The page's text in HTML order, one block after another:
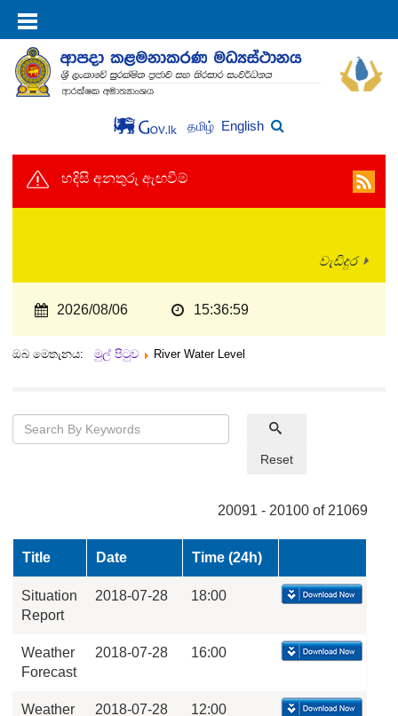
தமிழ் English
හදිසි අනතුරු ඇඟවීම්
වැඩිදුර
2026/08/06 15:36:59
ඔබ මෙතැනය: මුල් පිටුව River Water Level
Reset
20091 - 20100 of 21069
Title Date Time (24h)
Situation
Report
2018-07-28 18:00
Weather
Forecast
2018-07-28 16:00
Weather
2018-07-28 12:00